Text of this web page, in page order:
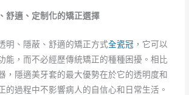
舒適、定制化的矯正選擇
明、隱蔽、舒適的矯正方式全瓷冠 ，它可以
能，而不必經歷傳統矯正的種種困擾。相比
，隱適美牙套的最大優勢在於它的透明度和
的過程中不影響病人的自信心和日常生活。